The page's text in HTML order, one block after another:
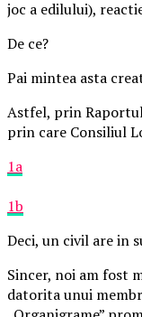
joc a edilului),
De ce?
Pai mintea asta
Astfel, prin
prin care Consiliul
1a
1b
Deci, un civil are in
Sincer, noi am fost
datorita unui